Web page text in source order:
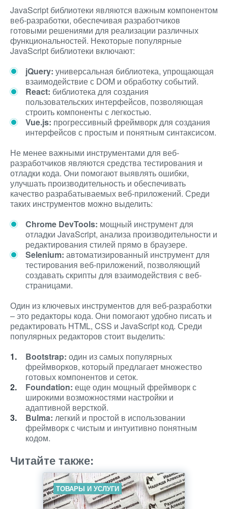
JavaScript библиотеки являются важным компонентом
веб-разработки, обеспечивая разработчиков
готовыми решениями для реализации различных
функциональностей. Некоторые популярные
JavaScript библиотеки включают:
jQuery: универсальная библиотека, упрощающая
взаимодействие с DOM и обработку событий.
React: библиотека для создания
пользовательских интерфейсов, позволяющая
строить компоненты с легкостью.
Vue.js: прогрессивный фреймворк для создания
интерфейсов с простым и понятным синтаксисом.
Не менее важными инструментами для веб-
разработчиков являются средства тестирования и
отладки кода. Они помогают выявлять ошибки,
улучшать производительность и обеспечивать
качество разрабатываемых веб-приложений. Среди
таких инструментов можно выделить:
Chrome DevTools: мощный инструмент для
отладки JavaScript, анализа производительности и
редактирования стилей прямо в браузере.
Selenium: автоматизированный инструмент для
тестирования веб-приложений, позволяющий
создавать скрипты для взаимодействия с веб-
страницами.
Один из ключевых инструментов для веб-разработки
– это редакторы кода. Они помогают удобно писать и
редактировать HTML, CSS и JavaScript код. Среди
популярных редакторов стоит выделить:
Bootstrap: один из самых популярных
фреймворков, который предлагает множество
готовых компонентов и сеток.
Foundation: еще один мощный фреймворк с
широкими возможностями настройки и
адаптивной версткой.
Bulma: легкий и простой в использовании
фреймворк с чистым и интуитивно понятным
кодом.
Читайте также:
ТОВАРЫ И УСЛУГИ